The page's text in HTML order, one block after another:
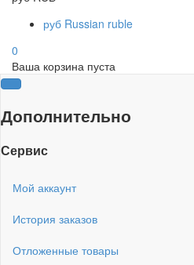
руб Russian ruble
0
Ваша корзина пуста
Дополнительно
Сервис
Мой аккаунт
История заказов
Отложенные товары